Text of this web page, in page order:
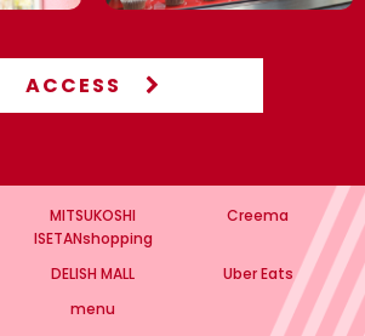
ACCESS
MITSUKOSHI
ISETANshopping
Creema
DELISH MALL
Uber Eats
menu